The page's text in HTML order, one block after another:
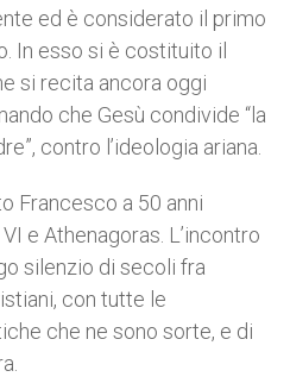
ed è considerato il primo
In esso si è costituito il
si recita ancora oggi
che Gesù condivide “la
contro l’ideologia ariana.
Francesco a 50 anni
e Athenagoras. L’incontro
silenzio di secoli fra
con tutte le
che ne sono sorte, e di